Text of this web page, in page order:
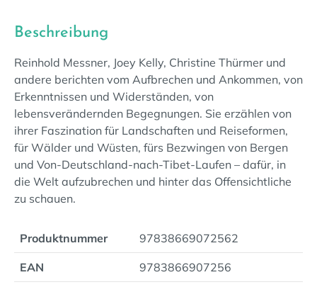
Beschreibung
Reinhold Messner, Joey Kelly, Christine Thürmer und
andere berichten vom Aufbrechen und Ankommen, von
Erkenntnissen und Widerständen, von
lebensverändernden Begegnungen. Sie erzählen von
ihrer Faszination für Landschaften und Reiseformen,
für Wälder und Wüsten, fürs Bezwingen von Bergen
und Von-Deutschland-nach-Tibet-Laufen – dafür, in
die Welt aufzubrechen und hinter das Offensichtliche
zu schauen.
Produktnummer 97838669072562
EAN 9783866907256